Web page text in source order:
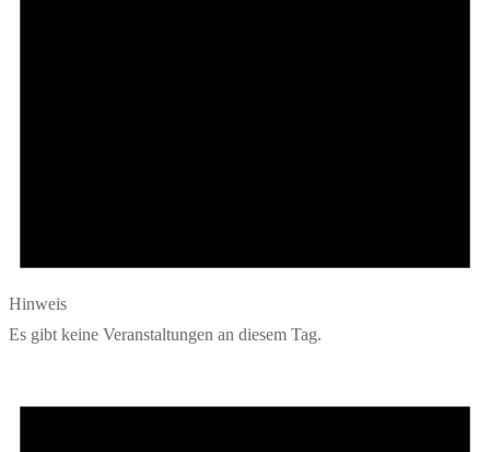
Hinweis
Es gibt keine Veranstaltungen an diesem Tag.